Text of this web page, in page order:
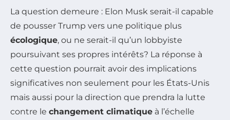
La question demeure : Elon Musk serait-il capable
de pousser Trump vers une politique plus
écologique, ou ne serait-il qu’un lobbyiste
poursuivant ses propres intérêts? La réponse à
cette question pourrait avoir des implications
significatives non seulement pour les États-Unis
mais aussi pour la direction que prendra la lutte
contre le changement climatique à l’échelle